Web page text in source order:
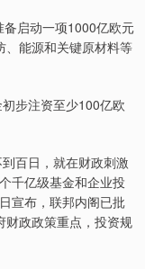
启动一项1000亿欧元
、能源和关键原材料等
步注资至少100亿欧
百日，就在财政刺激
千亿级基金和企业投
宣布，联邦内阁已批
财政政策重点，投资规